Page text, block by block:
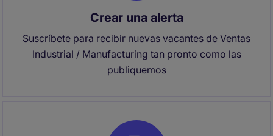
Crear una alerta
Suscríbete para recibir nuevas vacantes de Ventas
Industrial / Manufacturing tan pronto como las
publiquemos